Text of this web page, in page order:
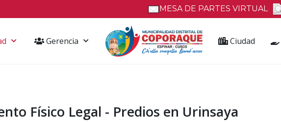
MESA DE PARTES VIRTUAL
Gerencia Ciudad
Físico Legal - Predios en Urinsaya